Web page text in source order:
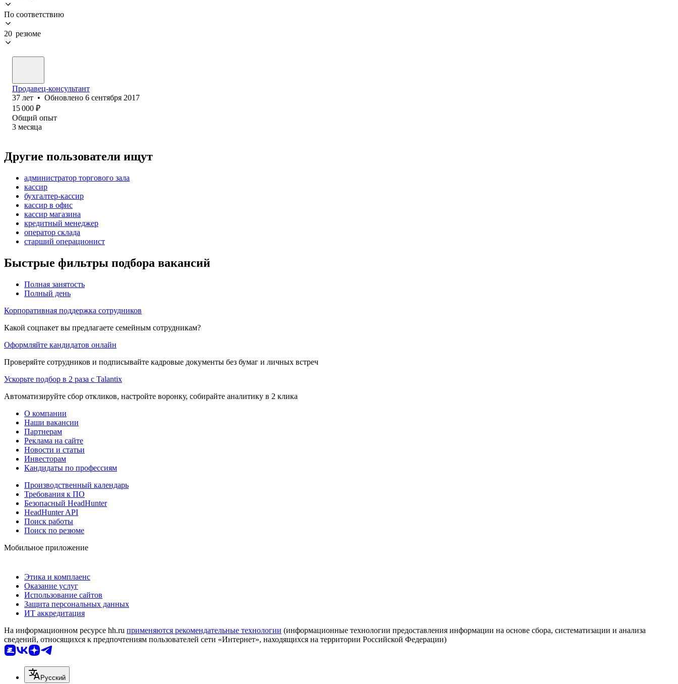
По соответствию
20 резюме
Продавец-консультант
37 лет • Обновлено 6 сентября 2017
15 000 ₽
Общий опыт
3 месяца
Другие пользователи ищут
администратор торгового зала
кассир
бухгалтер-кассир
кассир в офис
кассир магазина
кредитный менеджер
оператор склада
старший операционист
Быстрые фильтры подбора вакансий
Полная занятость
Полный день
Корпоративная поддержка сотрудников
Какой соцпакет вы предлагаете семейным сотрудникам?
Оформляйте кандидатов онлайн
Проверяйте сотрудников и подписывайте кадровые документы без бумаг и личных встреч
Ускорьте подбор в 2 раза с Talantix
Автоматизируйте сбор откликов, настройте воронку, собирайте аналитику в 2 клика
О компании
Наши вакансии
Партнерам
Реклама на сайте
Новости и статьи
Инвесторам
Кандидаты по профессиям
Производственный календарь
Требования к ПО
Безопасный HeadHunter
HeadHunter API
Поиск работы
Поиск по резюме
Мобильное приложение
Этика и комплаенс
Оказание услуг
Использование сайтов
Защита персональных данных
ИТ аккредитация
На информационном ресурсе hh.ru применяются рекомендательные технологии (информационные технологии предоставления информации на основе сбора, систематизации и анализа
сведений, относящихся к предпочтениям пользователей сети «Интернет», находящихся на территории Российской Федерации)
Русский